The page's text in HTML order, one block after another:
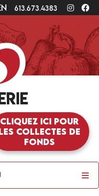
613.673.4383
Cliquez ici pour
collectes de
fonds